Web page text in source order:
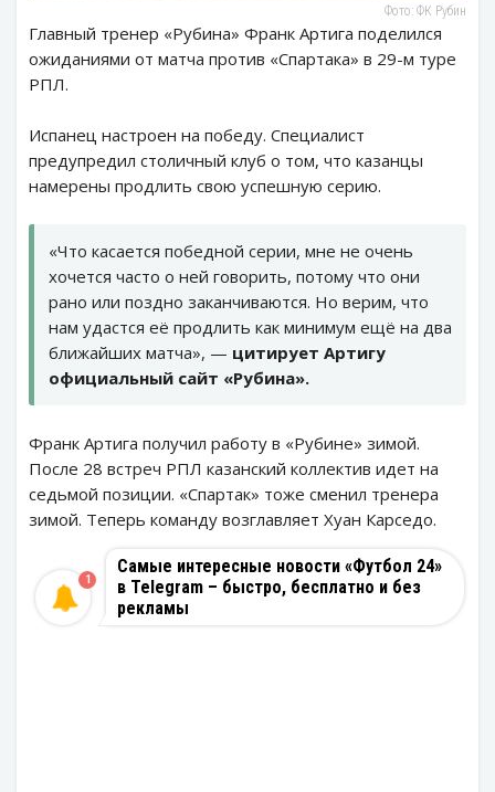
Фото: ФК Рубин
Главный тренер «Рубина» Франк Артига поделился
ожиданиями от матча против «Спартака» в 29-м туре
РПЛ.
Испанец настроен на победу. Специалист
предупредил столичный клуб о том, что казанцы
намерены продлить свою успешную серию.
«Что касается победной серии, мне не очень
хочется часто о ней говорить, потому что они
рано или поздно заканчиваются. Но верим, что
нам удастся её продлить как минимум ещё на два
ближайших матча», — цитирует Артигу
официальный сайт «Рубина».
Франк Артига получил работу в «Рубине» зимой.
После 28 встреч РПЛ казанский коллектив идет на
седьмой позиции. «Спартак» тоже сменил тренера
зимой. Теперь команду возглавляет Хуан Карседо.
Самые интересные новости «Футбол 24»
в Telegram – быстро, бесплатно и без
рекламы
1